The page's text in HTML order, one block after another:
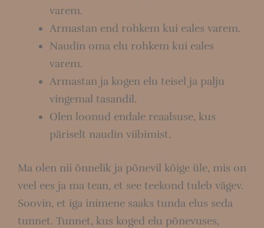
varem.
Armastan end rohkem kui eales varem.
Naudin oma elu rohkem kui eales
varem.
Armastan ja kogen elu teisel ja palju
vingemal tasandil.
Olen loonud endale reaalsuse, kus
päriselt naudin viibimist.
Ma olen nii õnnelik ja põnevil kõige üle, mis on
veel ees ja ma tean, et see teekond tuleb vägev.
Soovin, et iga inimene saaks tunda elus seda
tunnet. Tunnet, kus koged elu põnevuses,